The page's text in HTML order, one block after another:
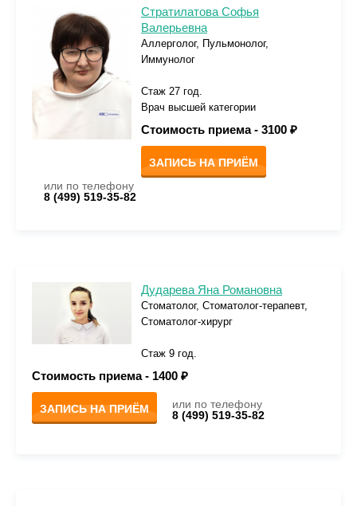
Стратилатова Софья
Валерьевна
Аллерголог, Пульмонолог,
Иммунолог
Стаж 27 год.
Врач высшей категории
Стоимость приема - 3100 ₽
ЗАПИСЬ НА ПРИЁМ
или по телефону
8 (499) 519-35-82
Дударева Яна Романовна
Стоматолог, Стоматолог-терапевт,
Стоматолог-хирург
Стаж 9 год.
Стоимость приема - 1400 ₽
ЗАПИСЬ НА ПРИЁМ
или по телефону
8 (499) 519-35-82